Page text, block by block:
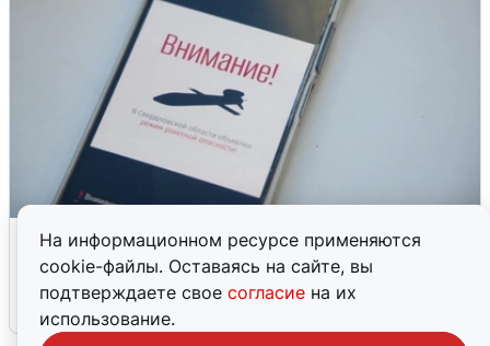
На информационном ресурсе применяются
cookie-файлы. Оставаясь на сайте, вы
подтверждаете свое согласие на их
использование.
Ракетная опасность в Свердловской
области: что известно
6 августа 0